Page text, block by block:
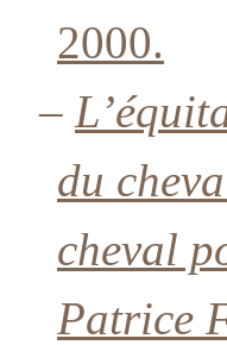
2000.
–
du
cheval
Patrice